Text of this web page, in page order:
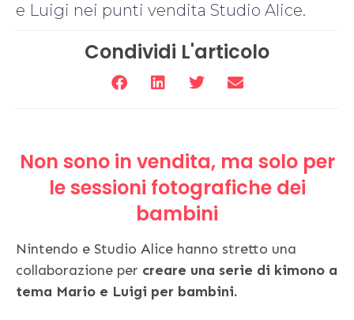
e Luigi nei punti vendita Studio Alice.
Condividi L'articolo
Non sono in vendita, ma solo per
le sessioni fotografiche dei
bambini
Nintendo e Studio Alice hanno stretto una
collaborazione per creare una serie di kimono a
tema Mario e Luigi per bambini.